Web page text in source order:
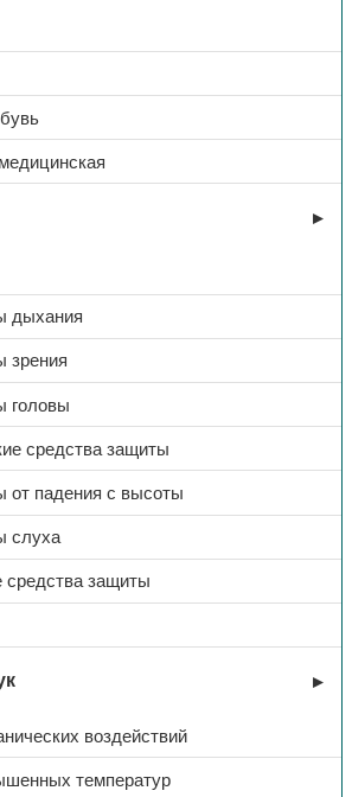
дыхания
зрения
головы
средства защиты
от падения с высоты
слуха
средства защиты
воздействий
температур
оранжевый